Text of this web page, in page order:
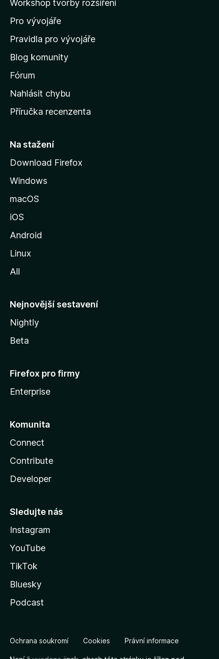
d
o
m
v
s
k
u
t
á
n
M
o
l
y
Workshop tvorby rozšíření
Pro vývojáře
Pravidla pro vývojáře
Blog komunity
Fórum
Nahlásit chybu
Příručka recenzenta
Na stažení
Download Firefox
Windows
macOS
iOS
Android
Linux
All
Nejnovější sestavení
Nightly
Beta
Firefox pro firmy
Enterprise
Komunita
Connect
Contribute
Developer
Sledujte nás
Instagram
YouTube
TikTok
Bluesky
Podcast
Ochrana soukromí Cookies Právní informace